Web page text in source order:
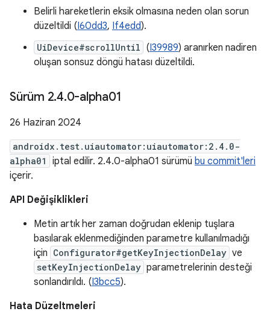
Belirli hareketlerin eksik olmasına neden olan sorun
düzeltildi (I60dd3, If4edd).
UiDevice#scrollUntil (I39989) aranırken nadiren
oluşan sonsuz döngü hatası düzeltildi.
Sürüm 2.4.0-alpha01
26 Haziran 2024
androidx.test.uiautomator:uiautomator:2.4.0-
alpha01
iptal edilir. 2.4.0-alpha01 sürümü bu commit'leri
içerir.
API Değişiklikleri
Metin artık her zaman doğrudan eklenip tuşlara
basılarak eklenmediğinden parametre kullanılmadığı
için Configurator#getKeyInjectionDelay ve
setKeyInjectionDelay parametrelerinin desteği
sonlandırıldı. (I3bcc5).
Hata Düzeltmeleri